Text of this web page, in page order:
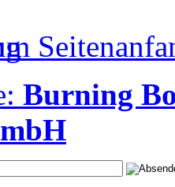
Burning